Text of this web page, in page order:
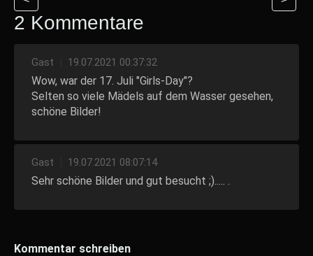
2 Kommentare
Gast 19.07.2021 00:37:32
Wow, war der 17. Juli "Girls-Day"?
Selten so viele Mädels auf dem Wasser gesehen,
schöne Bilder!
Gast 19.07.2021 08:07:14
Sehr schöne Bilder und gut besucht ;)..... .
Kommentar schreiben